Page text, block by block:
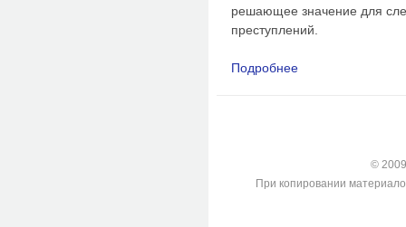
решающее значение для
преступлений.
Подробнее
©
При копировании